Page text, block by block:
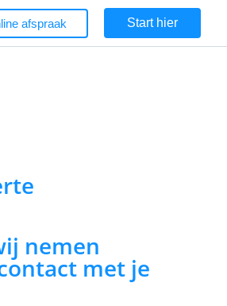
afspraak Start hier
nemen
met je